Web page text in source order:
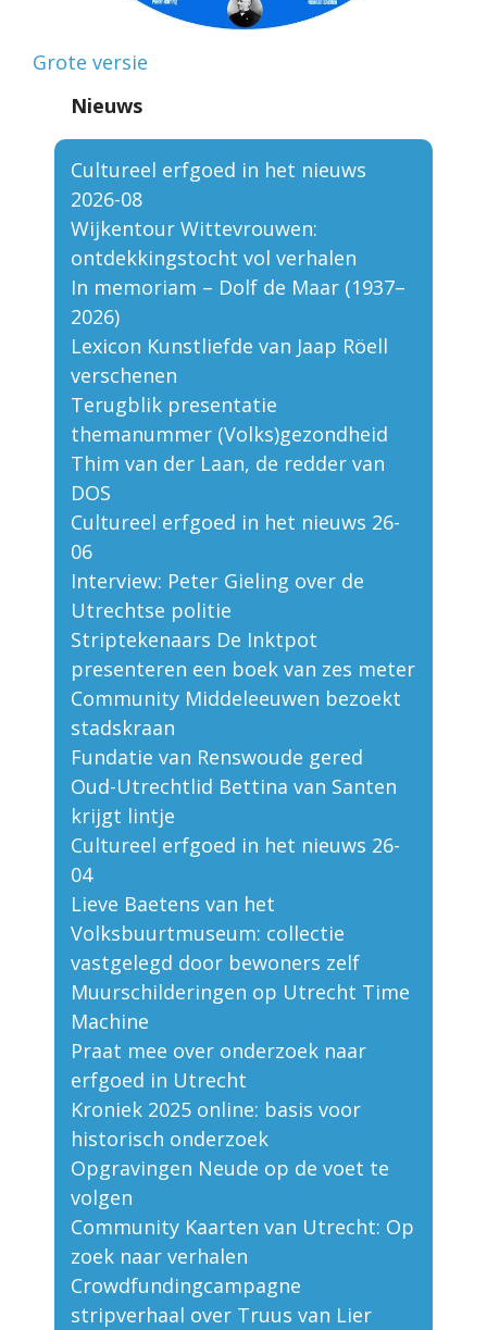
Grote versie
Nieuws
Cultureel erfgoed in het nieuws
2026-08
Wijkentour Wittevrouwen:
ontdekkingstocht vol verhalen
In memoriam – Dolf de Maar (1937–
2026)
Lexicon Kunstliefde van Jaap Röell
verschenen
Terugblik presentatie
themanummer (Volks)gezondheid
Thim van der Laan, de redder van
DOS
Cultureel erfgoed in het nieuws 26-
06
Interview: Peter Gieling over de
Utrechtse politie
Striptekenaars De Inktpot
presenteren een boek van zes meter
Community Middeleeuwen bezoekt
stadskraan
Fundatie van Renswoude gered
Oud-Utrechtlid Bettina van Santen
krijgt lintje
Cultureel erfgoed in het nieuws 26-
04
Lieve Baetens van het
Volksbuurtmuseum: collectie
vastgelegd door bewoners zelf
Muurschilderingen op Utrecht Time
Machine
Praat mee over onderzoek naar
erfgoed in Utrecht
Kroniek 2025 online: basis voor
historisch onderzoek
Opgravingen Neude op de voet te
volgen
Community Kaarten van Utrecht: Op
zoek naar verhalen
Crowdfundingcampagne
stripverhaal over Truus van Lier